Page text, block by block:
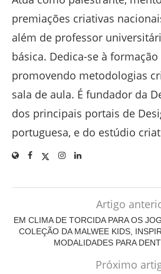
premiações criativas
além de professor
básica. Dedica-se à
promovendo metodologias
sala de aula. É fundador da
dos principais portais de
portuguesa, e do estúdio
Artigo
EM CLIMA DE TORCIDA PARA OS
COLEÇÃO DA MALWEE KIDS,
MODALIDADES PARA
Próximo